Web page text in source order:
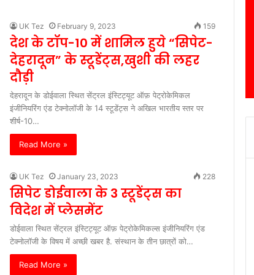
UK Tez February 9, 2023 159
देश के टॉप-10 में शामिल हुये “सिपेट-
देहरादून” के स्टूडेंट्स,खुशी की लहर
दौड़ी
देहरादून के डोईवाला स्थित सेंट्रल इंस्टिट्यूट ऑफ़ पेट्रोकेमिकल
इंजीनियरिंग एंड टेक्नोलॉजी के 14 स्टूडेंट्स ने अखिल भारतीय स्तर पर
शीर्ष-10…
Read More »
UK Tez January 23, 2023 228
सिपेट डोईवाला के 3 स्टूडेंट्स का
विदेश में प्लेसमेंट
डोईवाला स्थित सेंट्रल इंस्टिट्यूट ऑफ़ पेट्रोकेमिकल्स इंजीनियरिंग एंड
टेक्नोलॉजी के विषय में अच्छी खबर है. संस्थान के तीन छात्रों को…
Read More »